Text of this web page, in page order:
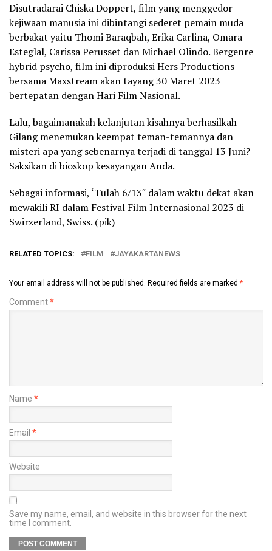
Disutradarai Chiska Doppert, film yang menggedor
kejiwaan manusia ini dibintangi sederet pemain muda
berbakat yaitu Thomi Baraqbah, Erika Carlina, Omara
Esteglal, Carissa Perusset dan Michael Olindo. Bergenre
hybrid psycho, film ini diproduksi Hers Productions
bersama Maxstream akan tayang 30 Maret 2023
bertepatan dengan Hari Film Nasional.
Lalu, bagaimanakah kelanjutan kisahnya berhasilkah
Gilang menemukan keempat teman-temannya dan
misteri apa yang sebenarnya terjadi di tanggal 13 Juni?
Saksikan di bioskop kesayangan Anda.
Sebagai informasi, ‘Tulah 6/13″ dalam waktu dekat akan
mewakili RI dalam Festival Film Internasional 2023 di
Swirzerland, Swiss. (pik)
RELATED TOPICS: FILM JAYAKARTANEWS
Your email address will not be published. Required fields are marked *
Comment*
Name *
Email *
Website
Save my name, email, and website in this browser for the next
time I comment.